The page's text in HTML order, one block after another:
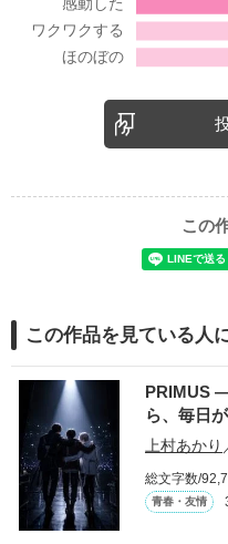
この
この作品を見ている人
PRIMUS
ら、毎日
上村あかり
総文字数/
青春・友情